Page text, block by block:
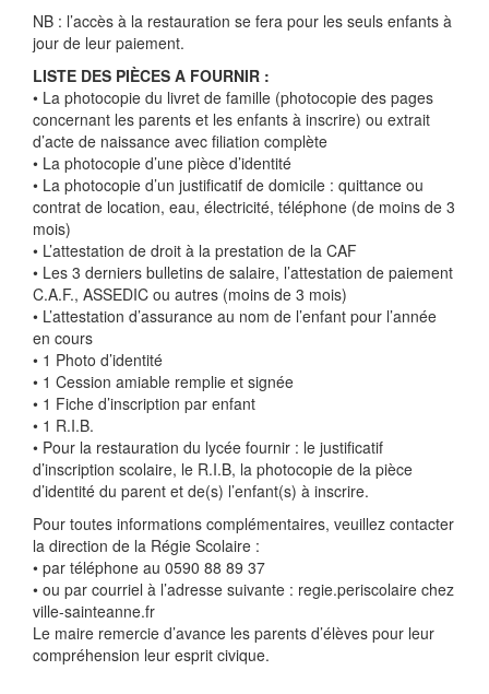
NB : l’accès à la restauration se fera pour les seuls enfants à
jour de leur paiement.
LISTE DES PIÈCES A FOURNIR :
• La photocopie du livret de famille (photocopie des pages
concernant les parents et les enfants à inscrire) ou extrait
d’acte de naissance avec filiation complète
• La photocopie d’une pièce d’identité
• La photocopie d’un justificatif de domicile : quittance ou
contrat de location, eau, électricité, téléphone (de moins de 3
mois)
• L’attestation de droit à la prestation de la CAF
• Les 3 derniers bulletins de salaire, l’attestation de paiement
C.A.F., ASSEDIC ou autres (moins de 3 mois)
• L’attestation d’assurance au nom de l’enfant pour l’année
en cours
• 1 Photo d’identité
• 1 Cession amiable remplie et signée
• 1 Fiche d’inscription par enfant
• 1 R.I.B.
• Pour la restauration du lycée fournir : le justificatif
d’inscription scolaire, le R.I.B, la photocopie de la pièce
d’identité du parent et de(s) l’enfant(s) à inscrire.
Pour toutes informations complémentaires, veuillez contacter
la direction de la Régie Scolaire :
• par téléphone au 0590 88 89 37
• ou par courriel à l’adresse suivante : regie.periscolaire chez
ville-sainteanne.fr
Le maire remercie d’avance les parents d’élèves pour leur
compréhension leur esprit civique.